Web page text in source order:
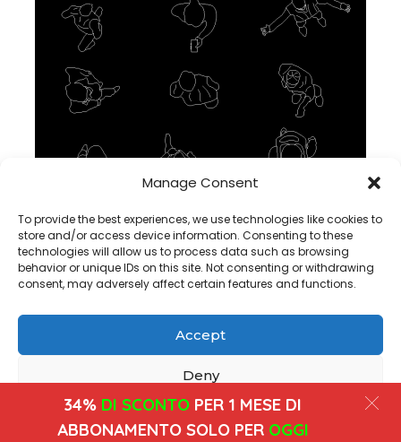
Manage Consent
To provide the best experiences, we use technologies like cookies to
store and/or access device information. Consenting to these
technologies will allow us to process data such as browsing
behavior or unique IDs on this site. Not consenting or withdrawing
consent, may adversely affect certain features and functions.
Accept
Deny
View preferences
Blocco CAD DWG umano con vista dall’alto in AutoCAD,
Copyright@ www.freecadplan.com
Privacy Policy-About Us-Contact-Cookies
34% DI SCONTO PER 1 MESE DI
ABBONAMENTO SOLO PER OGGI